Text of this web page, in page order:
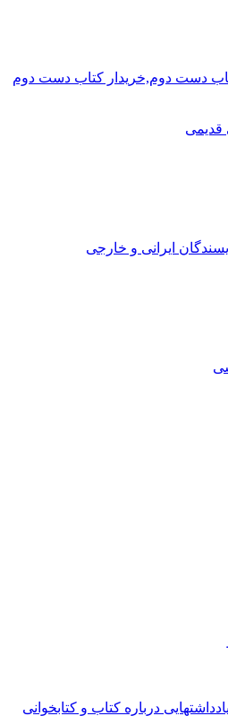
دست دوم,خریدار کتاب دست دوم
قدیمی
ایرانی و خارجی
درباره کتاب و کتابخوانی